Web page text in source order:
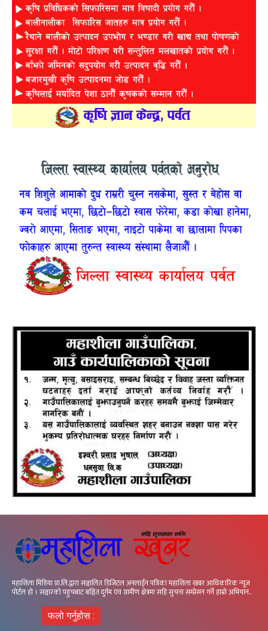
महाशिला मिडिया प्रा.लि.द्वारा सञ्चालित डिजिटल अनलाईन पत्रिका महाशिला खबर आधिकारिक न्यूज
पोर्टल हो । सञ्चारको पहुचबाट बञ्चित दुर्गम एंव ग्रामीण क्षेत्रमा सहि सुचना सम्प्रेसन गर्ने हाम्रो अभियान..
फलो गर्नुहोस :